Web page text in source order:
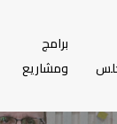
برامج
ومشاريع